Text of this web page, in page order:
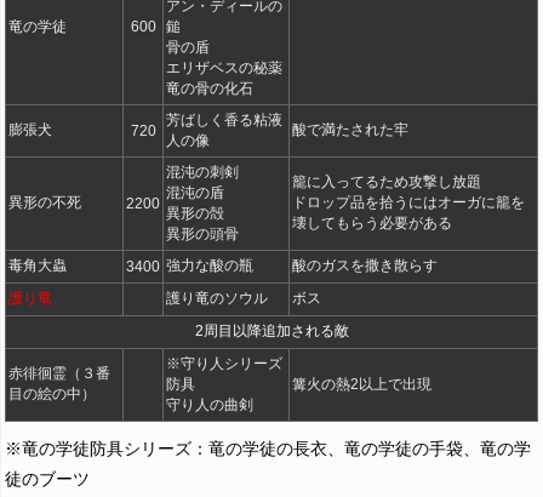
竜の学徒 600
アン・ディールの
鎚
骨の盾
エリザベスの秘薬
竜の骨の化石
膨張犬 720
芳ばしく香る粘液
人の像
酸で満たされた牢
異形の不死 2200
混沌の刺剣
混沌の盾
異形の殻
異形の頭骨
籠に入ってるため攻撃し放題
ドロップ品を拾うにはオーガに籠を
壊してもらう必要がある
毒角大蟲 3400 強力な酸の瓶
酸のガスを撒き散らす
護り竜
護り竜のソウル
ボス
2周目以降追加される敵
赤徘徊霊（３番
目の絵の中）
※守り人シリーズ
防具
守り人の曲剣
篝火の熱2以上で出現
※竜の学徒防具シリーズ：竜の学徒の長衣、竜の学徒の手袋、竜の学
徒のブーツ